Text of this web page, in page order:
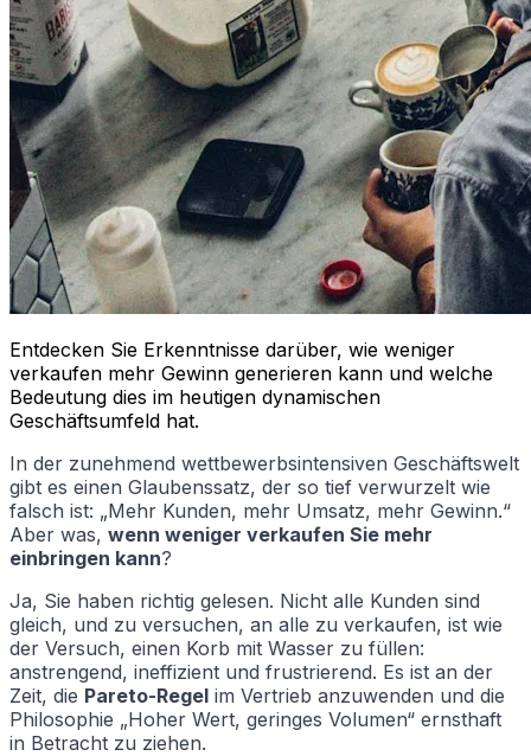
Entdecken Sie Erkenntnisse darüber, wie weniger
verkaufen mehr Gewinn generieren kann und welche
Bedeutung dies im heutigen dynamischen
Geschäftsumfeld hat.
In der zunehmend wettbewerbsintensiven Geschäftswelt
gibt es einen Glaubenssatz, der so tief verwurzelt wie
falsch ist: „Mehr Kunden, mehr Umsatz, mehr Gewinn.“
Aber was, wenn weniger verkaufen Sie mehr
einbringen kann?
Ja, Sie haben richtig gelesen. Nicht alle Kunden sind
gleich, und zu versuchen, an alle zu verkaufen, ist wie
der Versuch, einen Korb mit Wasser zu füllen:
anstrengend, ineffizient und frustrierend. Es ist an der
Zeit, die Pareto-Regel im Vertrieb anzuwenden und die
Philosophie „Hoher Wert, geringes Volumen“ ernsthaft
in Betracht zu ziehen.